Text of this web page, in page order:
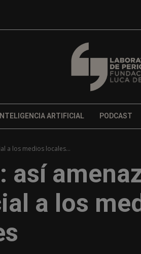
INTELIGENCIA ARTIFICIAL PODCAST
a los medios locales...
a los